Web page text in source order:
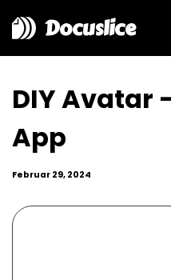
Docuslice
DIY Avatar
App
Februar 29, 2024